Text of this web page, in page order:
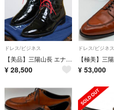
ドレス/ビジネス
【美品】三陽山長 エナメル パテントレザー チャッカブーツ
¥ 28,500
ドレス/ビジネス
¥ 53,000